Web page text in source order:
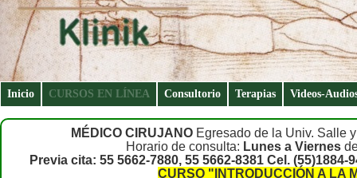
Inicio CURSOS EN LÍNEA Consultorio Terapias Videos-
MÉDICO CIRUJANO Egresado de la Univ. Salle y
Horario de consulta: Lunes a Viernes
Previa cita: 55 5662-7880, 55 5662-8381 Cel.
CURSO "INTRODUCCIÓN A LA